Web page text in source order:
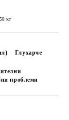
кг
Глухарче
проблеми